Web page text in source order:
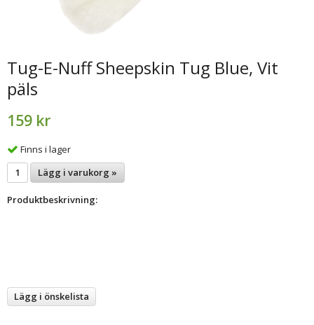
Tug-E-Nuff Sheepskin Tug Blue, Vit
päls
159 kr
Finns i lager
Lägg i varukorg »
Produktbeskrivning:
Lägg i önskelista